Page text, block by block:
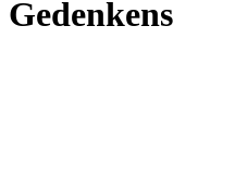
Gedenkens